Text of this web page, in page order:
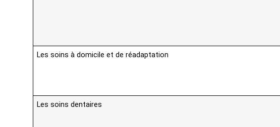
Les soins à domicile et de réadaptation
Les soins dentaires